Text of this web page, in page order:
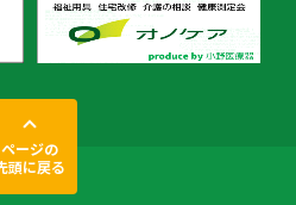
ページの
頭に戻る